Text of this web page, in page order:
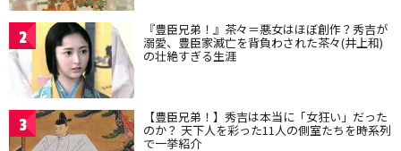
2 『豊臣兄弟！』茶々＝悪女はほぼ創作？秀吉が
溺愛、豊臣家滅亡を背負わされた茶々(井上和)
の壮絶すぎる生涯
3 【豊臣兄弟！】秀吉は本当に「女狂い」だった
のか？ 天下人を彩った11人の側室たちを時系列
で一挙紹介